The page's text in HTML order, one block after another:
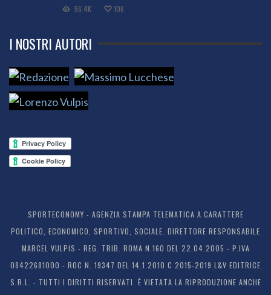
56.4K 106
I NOSTRI AUTORI
SPORTECONOMY - AGENZIA STAMPA TELEMATICA A CARATTERE
POLITICO, ECONOMICO, SPORTIVO, SOCIALE. DIRETTORE RESPONSABILE
MARCEL VULPIS - REG. TRIB. ROMA N.160 DEL 22.04.2005 - P.IVA
08422681000 - ROC N. 19347 DEL 14.1.2010 C 2015-2019 L&V EDITRICE
S.R.L. - TUTTI I DIRITTI RISERVATI. È VIETATA LA RIPRODUZIONE ANCHE